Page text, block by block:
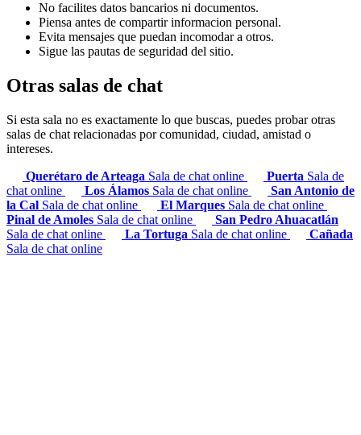
No facilites datos bancarios ni documentos.
Piensa antes de compartir informacion personal.
Evita mensajes que puedan incomodar a otros.
Sigue las pautas de seguridad del sitio.
Otras salas de chat
Si esta sala no es exactamente lo que buscas, puedes probar otras
salas de chat relacionadas por comunidad, ciudad, amistad o
intereses.
Querétaro de Arteaga Sala de chat online Puerta Sala de
chat online
Los Álamos Sala de chat online
San Antonio de
la Cal Sala de chat online El Marques Sala de chat online
Pinal de Amoles Sala de chat online
San Pedro Ahuacatlán
Sala de chat online
La Tortuga Sala de chat online
Cañada
Sala de chat online